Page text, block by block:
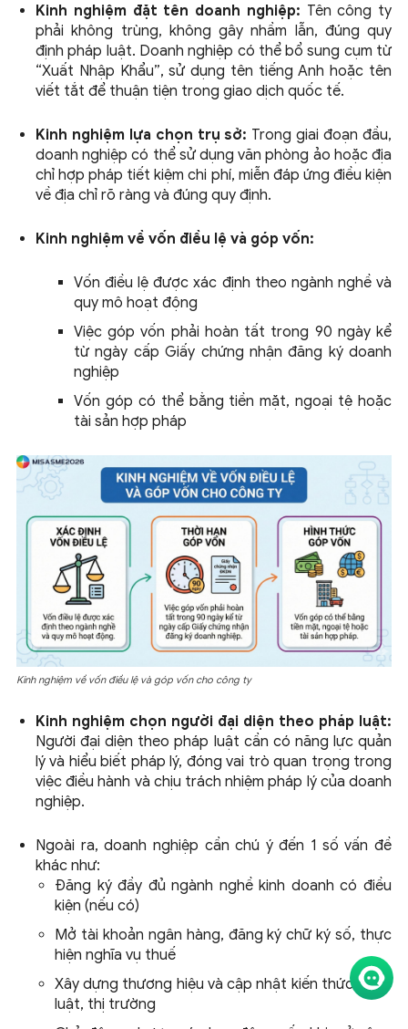
Kinh nghiệm đặt tên doanh nghiệp: Tên công ty
phải không trùng, không gây nhầm lẫn, đúng quy
định pháp luật. Doanh nghiệp có thể bổ sung cụm từ
“Xuất Nhập Khẩu”, sử dụng tên tiếng Anh hoặc tên
viết tắt để thuận tiện trong giao dịch quốc tế.
Kinh nghiệm lựa chọn trụ sở: Trong giai đoạn đầu,
doanh nghiệp có thể sử dụng văn phòng ảo hoặc địa
chỉ hợp pháp tiết kiệm chi phí, miễn đáp ứng điều kiện
về địa chỉ rõ ràng và đúng quy định.
Kinh nghiệm về vốn điều lệ và góp vốn:
Vốn điều lệ được xác định theo ngành nghề và
quy mô hoạt động
Việc góp vốn phải hoàn tất trong 90 ngày kể
từ ngày cấp Giấy chứng nhận đăng ký doanh
nghiệp
Vốn góp có thể bằng tiền mặt, ngoại tệ hoặc
tài sản hợp pháp
Kinh nghiệm về vốn điều lệ và góp vốn cho công ty
Kinh nghiệm chọn người đại diện theo pháp luật:
Người đại diện theo pháp luật cần có năng lực quản
lý và hiểu biết pháp lý, đóng vai trò quan trọng trong
việc điều hành và chịu trách nhiệm pháp lý của doanh
nghiệp.
Ngoài ra, doanh nghiệp cần chú ý đến 1 số vấn đề
khác như:
Đăng ký đầy đủ ngành nghề kinh doanh có điều
kiện (nếu có)
Mở tài khoản ngân hàng, đăng ký chữ ký số, thực
hiện nghĩa vụ thuế
Xây dựng thương hiệu và cập nhật kiến thức pháp
luật, thị trường